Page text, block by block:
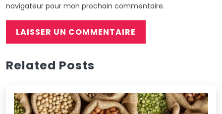
navigateur pour mon prochain commentaire.
Related Posts